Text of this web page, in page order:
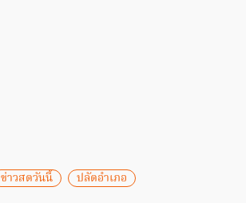
ข่าวสดวันนี้ ปลัดอำเภอ